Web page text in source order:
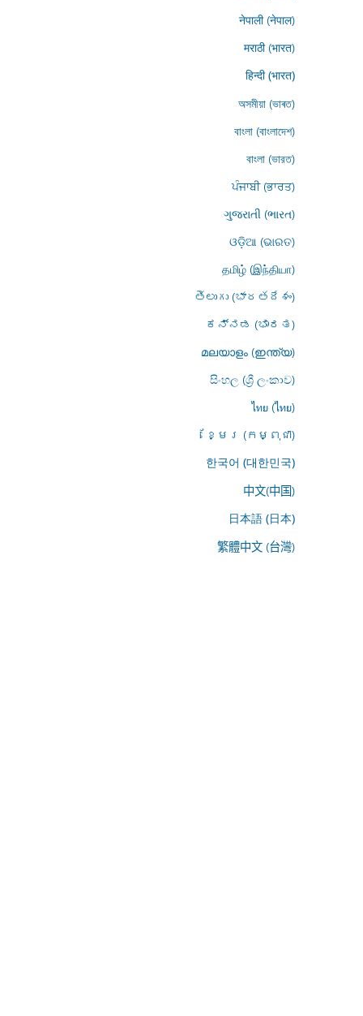
नेपाली (नेपाल)
मराठी (भारत)
हिन्दी (भारत)
অসমীয়া (ভাৰত)
বাংলা (বাংলাদেশ)
বাংলা (ভারত)
ਪੰਜਾਬੀ (ਭਾਰਤ)
ગુજરાતી (ભારત)
ଓଡ଼ିଆ (ଭାରତ)
தமிழ் (இந்தியா)
తెలుగు (భారతదేశం)
ಕನ್ನಡ (ಭಾರತ)
മലയാളം (ഇന്ത്യ)
සිංහල (ශ්‍රී ලංකාව)
ไทย (ไทย)
ខ្មែរ (កម្ពុជា)
한국어 (대한민국)
中文(中国)
日本語 (日本)
繁體中文 (台灣)